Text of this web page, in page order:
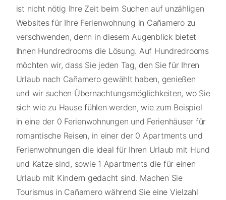
ist nicht nötig Ihre Zeit beim Suchen auf unzähligen
Websites für Ihre Ferienwohnung in Cañamero zu
verschwenden, denn in diesem Augenblick bietet
Ihnen Hundredrooms die Lösung. Auf Hundredrooms
möchten wir, dass Sie jeden Tag, den Sie für Ihren
Urlaub nach Cañamero gewählt haben, genießen
und wir suchen Übernachtungsmöglichkeiten, wo Sie
sich wie zu Hause fühlen werden, wie zum Beispiel
in eine der 0 Ferienwohnungen und Ferienhäuser für
romantische Reisen, in einer der 0 Apartments und
Ferienwohnungen die ideal für Ihren Urlaub mit Hund
und Katze sind, sowie 1 Apartments die für einen
Urlaub mit Kindern gedacht sind. Machen Sie
Tourismus in Cañamero während Sie eine Vielzahl